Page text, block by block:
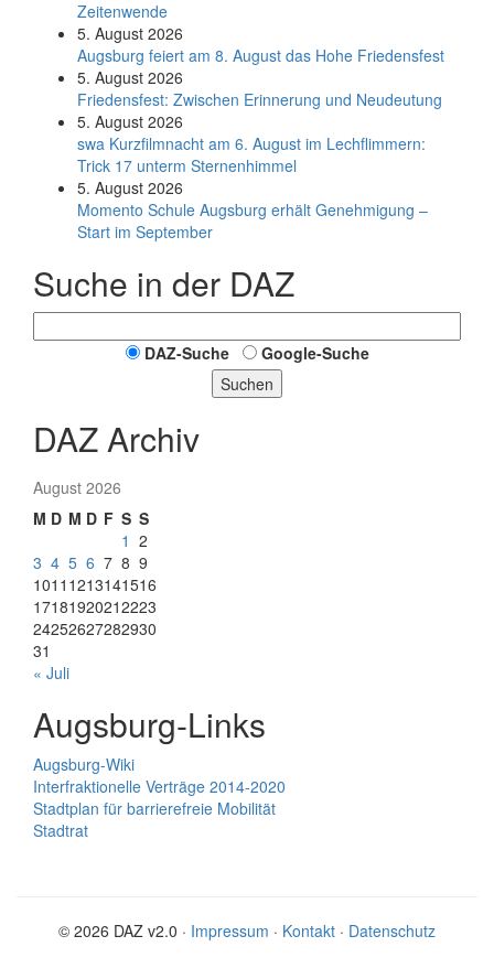
Zeitenwende
5. August 2026
Augsburg feiert am 8. August das Hohe Friedensfest
5. August 2026
Friedensfest: Zwischen Erinnerung und Neudeutung
5. August 2026
swa Kurz­film­nacht am 6. August im Lech­flim­mern:
Trick 17 unterm Sternen­himmel
5. August 2026
Momento Schule Augsburg erhält Genehmigung –
Start im September
Suche in der DAZ
DAZ-Suche
Google-Suche
Suchen
DAZ Archiv
August 2026
M D M D F S S
1 2
3 4 5 6 7 8 9
1011 1213141516
17181920212223
24252627282930
31
« Juli
Augsburg-Links
Augsburg-Wiki
Interfraktionelle Verträge 2014-2020
Stadtplan für barrierefreie Mobilität
Stadtrat
© 2026 DAZ v2.0 · Impressum · Kontakt · Datenschutz